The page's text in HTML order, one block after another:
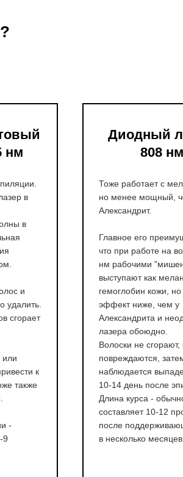
нм
в
в
и
удалить.
сгорает
или
к
также
-
9
Диодный
808 нм
Тоже работает с
но менее мощный,
Александрит.
Главное его
что при работе на
нм рабочими
выступают как
гемоглобин кожи,
эффект ниже, чем у
Александрита и
лазера обоюдно.
Волоски не сгорают,
повреждаются,
наблюдается
10-14 день после
Длина курса -
составляет 10-12
после
в несколько